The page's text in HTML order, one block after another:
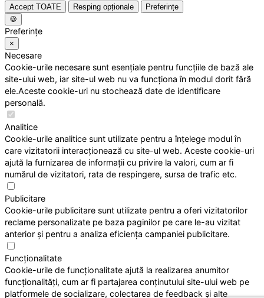
Accept TOATE Resping opționale
Preferințe
🍪
Preferințe
×
Necesare
Cookie-urile necesare sunt esențiale pentru funcțiile de bază ale
site-ului web, iar site-ul web nu va funcționa în modul dorit fără
ele.Aceste cookie-uri nu stochează date de identificare
personală.
Analitice
Cookie-urile analitice sunt utilizate pentru a înțelege modul în
care vizitatorii interacționează cu site-ul web. Aceste cookie-uri
ajută la furnizarea de informații cu privire la valori, cum ar fi
numărul de vizitatori, rata de respingere, sursa de trafic etc.
Publicitare
Cookie-urile publicitare sunt utilizate pentru a oferi vizitatorilor
reclame personalizate pe baza paginilor pe care le-au vizitat
anterior și pentru a analiza eficiența campaniei publicitare.
Funcționalitate
Cookie-urile de funcționalitate ajută la realizarea anumitor
funcționalități, cum ar fi partajarea conținutului site-ului web pe
platformele de socializare, colectarea de feedback și alte